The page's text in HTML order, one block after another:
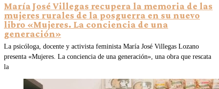
María José Villegas recupera la memoria de las
mujeres rurales de la posguerra en su nuevo
libro «Mujeres. La conciencia de una
generación»
La psicóloga, docente y activista feminista María José Villegas Lozano
presenta «Mujeres. La conciencia de una generación», una obra que rescata
la